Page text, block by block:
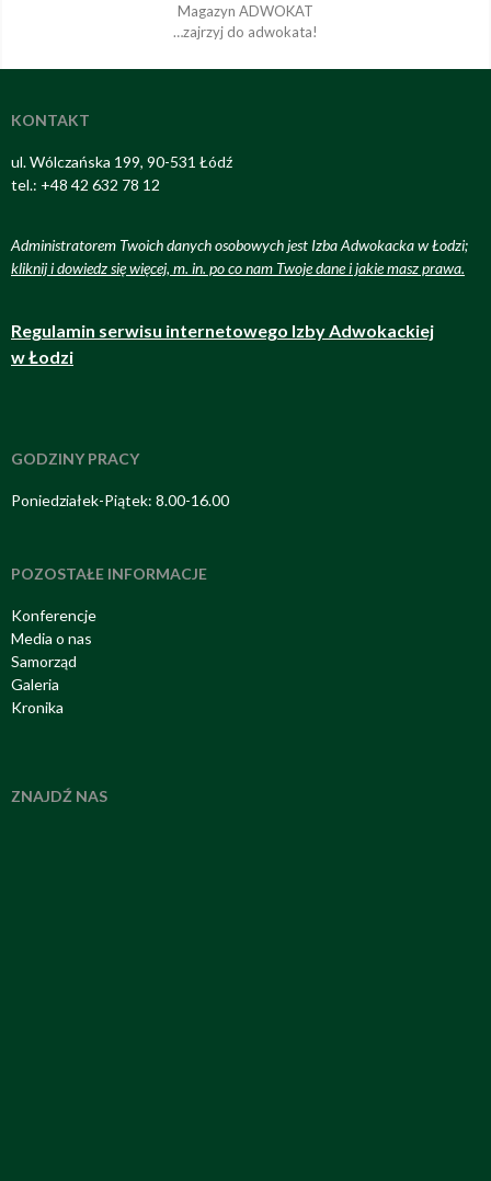
Magazyn ADWOKAT
…zajrzyj do adwokata!
KONTAKT
ul. Wólczańska 199, 90-531 Łódź
tel.: +48 42 632 78 12
Administratorem Twoich danych osobowych jest Izba Adwokacka w Łodzi;
kliknij i dowiedz się więcej, m. in. po co nam Twoje dane i jakie masz prawa.
Regulamin serwisu internetowego Izby Adwokackiej
w Łodzi
GODZINY PRACY
Poniedziałek-Piątek: 8.00-16.00
POZOSTAŁE INFORMACJE
Konferencje
Media o nas
Samorząd
Galeria
Kronika
ZNAJDŹ NAS